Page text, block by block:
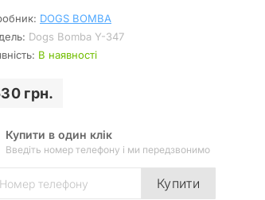
DOGS BOMBA
Dogs Bomba Y-347
В наявності
грн.
Купити в один клік
Введіть номер телефону і ми передзвонимо
Купити